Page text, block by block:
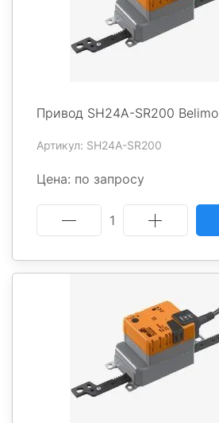
Привод SH24A-SR200 Belimo
Артикул: SH24A-SR200
Цена: по запросу
1